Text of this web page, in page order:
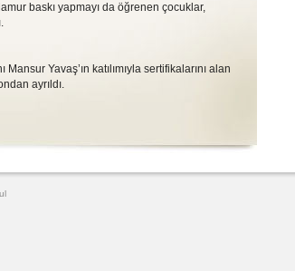
baskı yapmayı da öğrenen çocuklar,
Yavaş’ın katılımıyla sertifikalarını alan
ayrıldı.